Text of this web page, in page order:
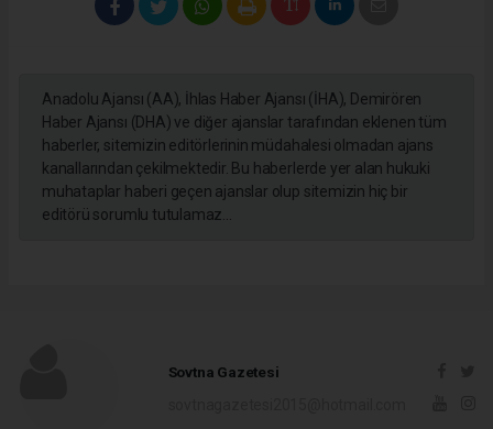
Anadolu Ajansı (AA), İhlas Haber Ajansı (İHA), Demirören
Haber Ajansı (DHA) ve diğer ajanslar tarafından eklenen tüm
haberler, sitemizin editörlerinin müdahalesi olmadan ajans
kanallarından çekilmektedir. Bu haberlerde yer alan hukuki
muhataplar haberi geçen ajanslar olup sitemizin hiç bir
editörü sorumlu tutulamaz...
Sovtna Gazetesi